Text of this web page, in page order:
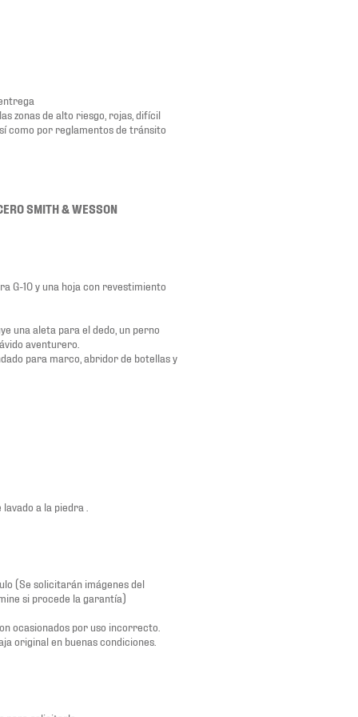
zonas de alto riesgo, rojas, difícil
como por reglamentos de tránsito
SMITH & WESSON
G-10 y una hoja con revestimiento
una aleta para el dedo, un perno
aventurero.
para marco, abridor de botellas y
a la piedra .
(Se solicitarán imágenes del
si procede la garantía)
ocasionados por uso incorrecto.
original en buenas condiciones.